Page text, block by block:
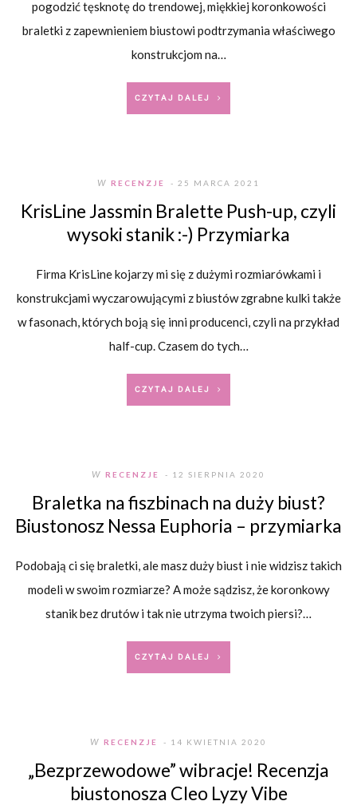
pogodzić tęsknotę do trendowej, miękkiej koronkowości
braletki z zapewnieniem biustowi podtrzymania właściwego
konstrukcjom na…
CZYTAJ DALEJ
W RECENZJE - 25 MARCA 2021
KrisLine Jassmin Bralette Push-up, czyli
wysoki stanik :-) Przymiarka
Firma KrisLine kojarzy mi się z dużymi rozmiarówkami i
konstrukcjami wyczarowującymi z biustów zgrabne kulki także
w fasonach, których boją się inni producenci, czyli na przykład
half-cup. Czasem do tych…
CZYTAJ DALEJ
W RECENZJE - 12 SIERPNIA 2020
Braletka na fiszbinach na duży biust?
Biustonosz Nessa Euphoria – przymiarka
Podobają ci się braletki, ale masz duży biust i nie widzisz takich
modeli w swoim rozmiarze? A może sądzisz, że koronkowy
stanik bez drutów i tak nie utrzyma twoich piersi?…
CZYTAJ DALEJ
W RECENZJE - 14 KWIETNIA 2020
„Bezprzewodowe” wibracje! Recenzja
biustonosza Cleo Lyzy Vibe